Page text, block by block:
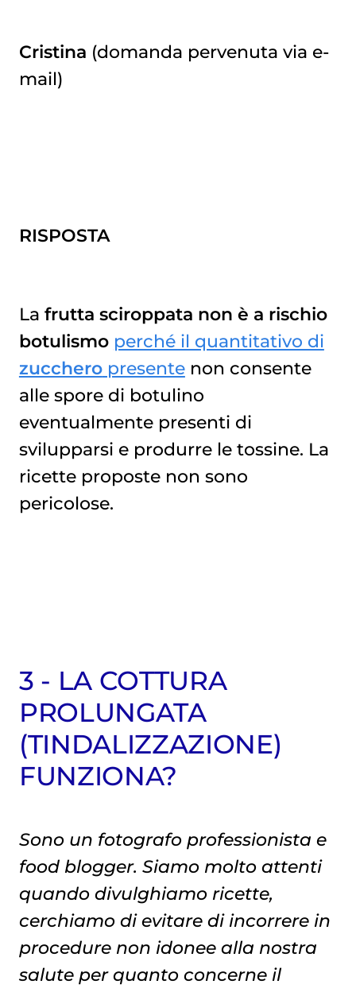
Cristina (domanda pervenuta via e-
mail)
RISPOSTA
La frutta sciroppata non è a rischio
botulismo perché il quantitativo di
zuccheropresentenon consente
alle spore di botulino
eventualmente presenti di
svilupparsi e produrre le tossine. La
ricette proposte non sono
pericolose.
3 - LA COTTURA
PROLUNGATA
(TINDALIZZAZIONE)
FUNZIONA?
Sono un fotografo professionista e
food blogger. Siamo molto attenti
quando divulghiamo ricette,
cerchiamo di evitare di incorrere in
procedure non idonee alla nostra
salute per quanto concerne il